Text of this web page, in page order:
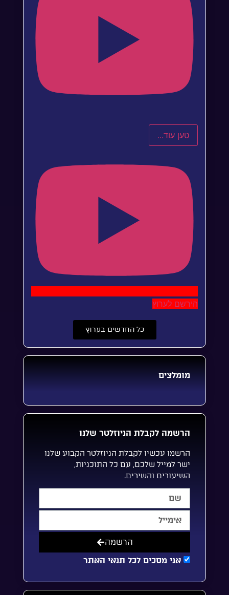
טען עוד...
הירשם לערוץ
כל החדשים בערוץ
מומלצים
הרשמה לקבלת הניוזלטר שלנו
הרשמו עכשיו לקבלת הניוזלטר הקבוע שלנו
ישר למייל שלכם, עם כל התוכניות,
השיעורים והשירים.
אני מסכים לכל תנאי האתר
הרשמה